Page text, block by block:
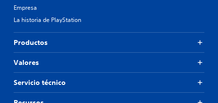
Empresa
La historia de PlayStation
Productos
Valores
Servicio técnico